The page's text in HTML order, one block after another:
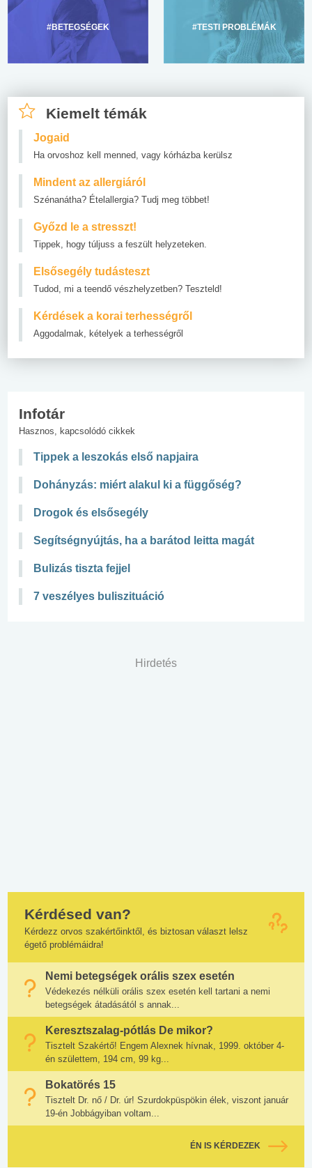
#BETEGSÉGEK #TESTI PROBLÉMÁK
Kiemelt témák
Jogaid
Ha orvoshoz kell menned, vagy kórházba kerülsz
Mindent az allergiáról
Szénanátha? Ételallergia? Tudj meg többet!
Győzd le a stresszt!
Tippek, hogy túljuss a feszült helyzeteken.
Elsősegély tudásteszt
Tudod, mi a teendő vészhelyzetben? Teszteld!
Kérdések a korai terhességről
Aggodalmak, kételyek a terhességről
Infotár
Hasznos, kapcsolódó cikkek
Tippek a leszokás első napjaira
Dohányzás: miért alakul ki a függőség?
Drogok és elsősegély
Segítségnyújtás, ha a barátod leitta magát
Bulizás tiszta fejjel
7 veszélyes buliszituáció
Hirdetés
Kérdésed van?
Kérdezz orvos szakértőinktől, és biztosan választ lelsz
égető problémáidra!
Nemi betegségek orális szex esetén
Védekezés nélküli orális szex esetén kell tartani a nemi
betegségek átadásától s annak...
Keresztszalag-pótlás De mikor?
Tisztelt Szakértő! Engem Alexnek hívnak, 1999. október 4-
én születtem, 194 cm, 99 kg...
Bokatörés 15
Tisztelt Dr. nő / Dr. úr! Szurdokpüspökin élek, viszont január
19-én Jobbágyiban voltam...
ÉN IS KÉRDEZEK